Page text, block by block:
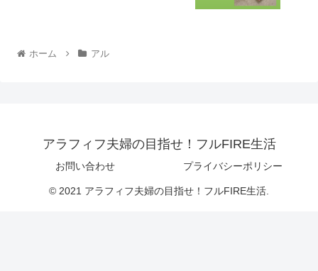
ホーム アル
アラフィフ夫婦の目指せ！フルFIRE生活
お問い合わせ プライバシーポリシー
© 2021 アラフィフ夫婦の目指せ！フルFIRE生活.